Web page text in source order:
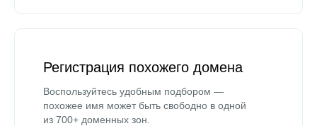
Регистрация похожего домена
Воспользуйтесь удобным подбором —
похожее имя может быть свободно в одной
из 700+ доменных зон.